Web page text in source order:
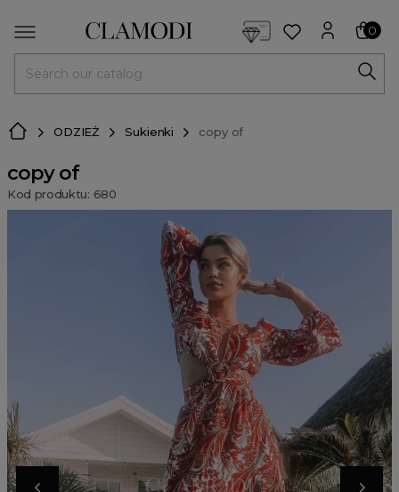
0
ODZIEŻ Sukienki copy of
copy of
Kod produktu: 680